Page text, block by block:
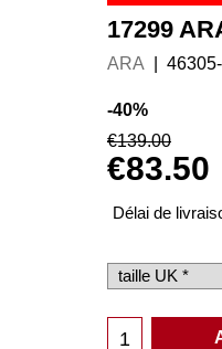
17299
ARA
-40%
€139.00
€83.50
Délai de